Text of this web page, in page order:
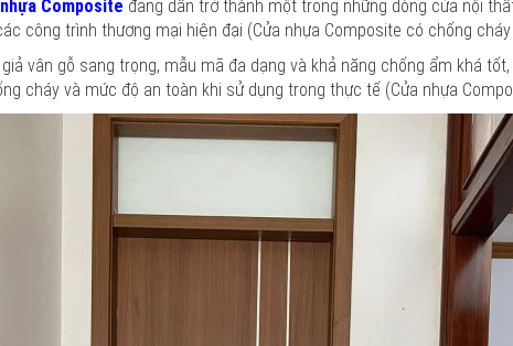
Composite đang dần trở thành một trong những dòng cửa nội
công trình thương mại hiện đại (Cửa nhựa Composite có chống cháy
vân gỗ sang trọng, mẫu mã đa dạng và khả năng chống ẩm khá
cháy và mức độ an toàn khi sử dụng trong thực tế (Cửa nhựa